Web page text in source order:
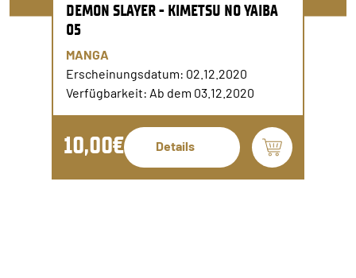
DEMON SLAYER - KIMETSU NO YAIBA
05
MANGA
Erscheinungsdatum: 02.12.2020
Verfügbarkeit: Ab dem 03.12.2020
10,00€ Details